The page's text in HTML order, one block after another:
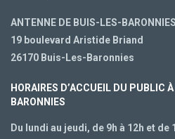
ANTENNE DE BUIS-LES-BARONNIES
19 boulevard Aristide Briand
26170 Buis-Les-Baronnies
HORAIRES D’ACCUEIL DU PUBLIC
BARONNIES
Du lundi au jeudi, de 9h à 12h et de